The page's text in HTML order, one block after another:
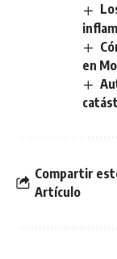
en
Compartir
Artículo